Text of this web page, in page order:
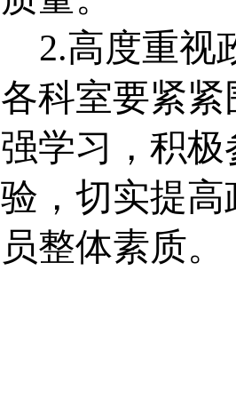
2.高度重视
各科室要紧
强学习，积
验，切实提
员整体素质。